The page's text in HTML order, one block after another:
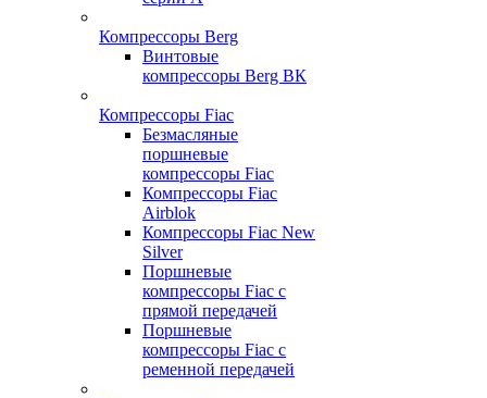
Компрессоры Berg
Винтовые
компрессоры Berg ВК
Компрессоры Fiac
Безмасляные
поршневые
компрессоры Fiac
Компрессоры Fiac
Airblok
Компрессоры Fiac New
Silver
Поршневые
компрессоры Fiac с
прямой передачей
Поршневые
компрессоры Fiac с
ременной передачей